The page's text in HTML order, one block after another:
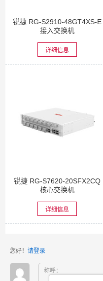
锐捷 RG-S2910-48GT4XS-E
接入交换机
详细信息
锐捷 RG-S7620-20SFX2CQ
核心交换机
详细信息
您好！ 请登录
称呼：